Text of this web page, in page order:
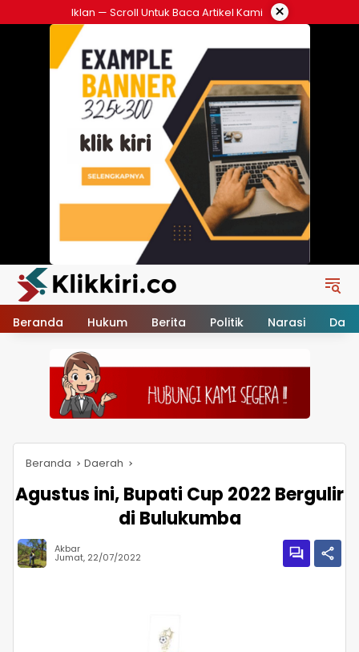
ke
Iklan — Scroll Untuk Baca Artikel Kami ×
Beranda Hukum Berita Politik Narasi
Beranda Daerah
Agustus ini, Bupati Cup 2022 Bergulir
di Bulukumba
Akbar
Jumat, 22/07/2022